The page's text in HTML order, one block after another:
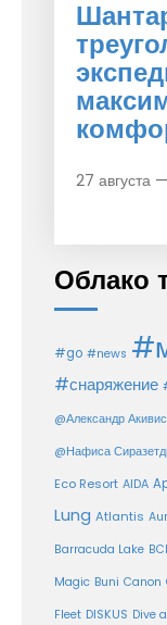
27 августа
Облако
#go #news
#снаряжение
@Александр Акивис
@Нафиса
Eco Resort AIDA
Lung Atlantis
Barracuda Lake
Magic Buni Canon
Fleet DISKUS Dive